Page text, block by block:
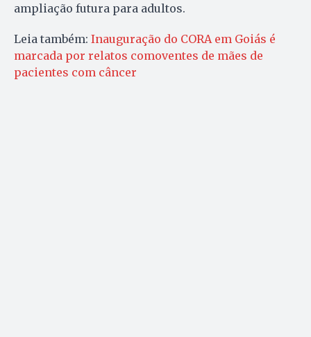
ampliação futura para adultos.
Leia também: Inauguração do CORA em Goiás é
marcada por relatos comoventes de mães de
pacientes com câncer